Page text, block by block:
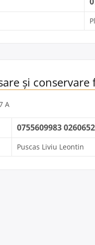
și
A
0755609983
Puscas Liviu Leontin